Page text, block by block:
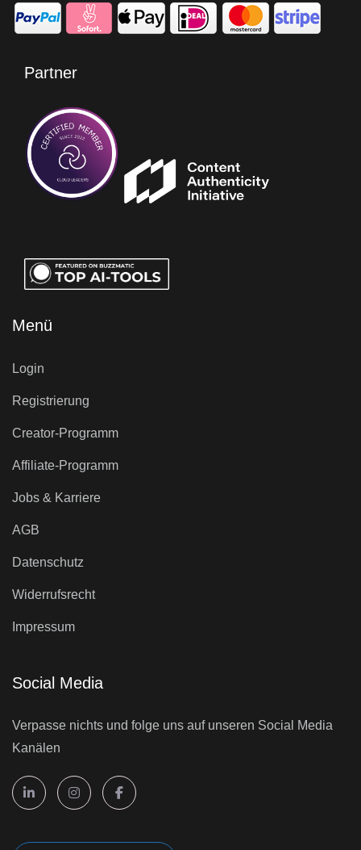
Partner
Menü
Login
Registrierung
Creator-Programm
Affiliate-Programm
Jobs & Karriere
AGB
Datenschutz
Widerrufsrecht
Impressum
Social Media
Verpasse nichts und folge uns auf unseren Social Media
Kanälen